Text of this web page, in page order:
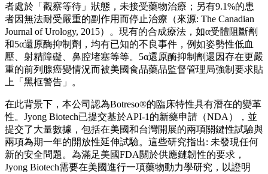
者處於「觀察等待」狀態，未接受藥物治療；另有9.1%的患
者因無法耐受嚴重的副作用而停止治療（來源: The Canadian
Journal of Urology, 2015）。現有的合成療法，如α受體阻斷劑
和5α還原酶抑制劑，均有已知的不良事件，例如姿勢性低血
壓、射精障礙、鼻腔堵塞等等。5α還原酶抑制劑還因存在更嚴
重的前列腺癌變情況而被美國食品藥品監督管理局強制要求貼
上 「 黑框警告 」 。
在此背景下，本公司認為Botreso®的臨床特性具有潛在的變革
性。Jyong Biotech已提交基於API-1的新藥申請（NDA），並
提交了大量數據，包括在美國和台灣開展的兩項關鍵性試驗與
兩項為期一年的開放性延伸試驗。這些研究指出: 未發現任何
新的安全問題。為滿足美國FDA關於供應鏈韌性的要求，
Jyong Biotech需要在美國進行一項藥物動力學研究，以證明